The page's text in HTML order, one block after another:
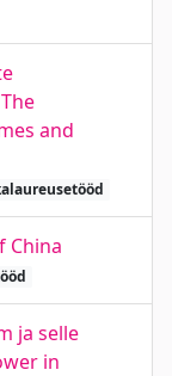
and
China
ja selle
in